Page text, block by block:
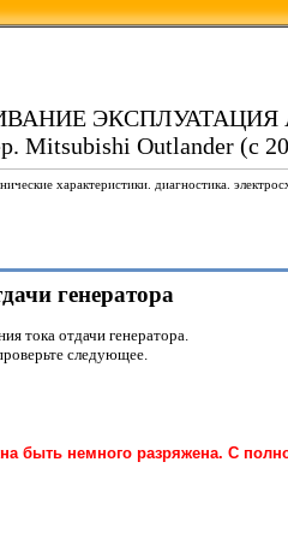
Mitsubishi Outlander (с
характеристики. диагностика.
генератора
тока отдачи генератора.
следующее.
быть немного разряжена. С